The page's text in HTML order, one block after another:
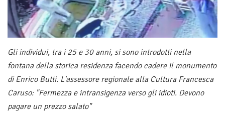
Gli individui, tra i 25 e 30 anni, si sono introdotti nella
fontana della storica residenza facendo cadere il monumento
di Enrico Butti. L'assessore regionale alla Cultura Francesca
Caruso: "Fermezza e intransigenza verso gli idioti. Devono
pagare un prezzo salato"